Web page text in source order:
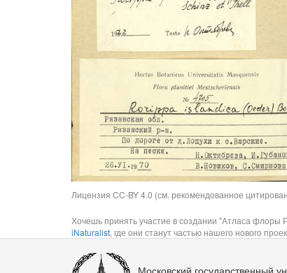
Лицензия CC-BY 4.0 (см. рекомендованное
Хочешь принять участие в создании "Атласа флоры
iNaturalist, где они станут частью нашего нового